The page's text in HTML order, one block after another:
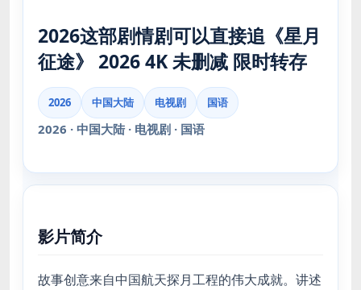
2026这部剧情剧可以直接追《星月
征途》 2026 4K 未删减 限时转存
2026 中国大陆 电视剧 国语
2026 · 中国大陆 · 电视剧 · 国语
影片简介
故事创意来自中国航天探月工程的伟大成就。讲述